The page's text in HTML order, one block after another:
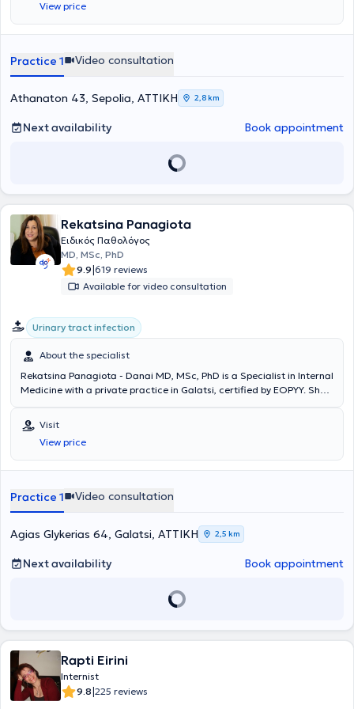
and lipid disorders. He currently serves as an Associate Physician at
the Hypertension Center of the 4th Pathology Clinic of the General
at Metropolitan Hospital. In his private practice, he treats conditions
across the full spectrum of pathology and provides specialized
View price
Practice 1 Video consultation
Athanaton 43, Sepolia, ΑΤΤΙΚΗ 2,8 km
Next availability Book appointment
Rekatsina Panagiota
Ειδικός Παθολόγος
MD, MSc, PhD
9.9|619 reviews
Available for video consultation
Urinary tract infection
About the specialist
Rekatsina Panagiota - Danai MD, MSc, PhD is a Specialist in Internal
Medicine with a private practice in Galatsi, certified by EOPYY. She
Kapodistrian University of Athens and specialized in Internal
Medicine at the General Hospital "Korgaleneio - Benakeio - Red
Cross." Additionally, she obtained specialization in Infectious
Diseases after two years of training and successful examinations.
of Public Health and a PhD from the Medical School of the National
and Kapodistrian University of Athens. She has extensive research
latest scientific developments.
Visit
View price
Practice 1 Video consultation
Agias Glykerias 64, Galatsi, ΑΤΤΙΚΗ 2,5 km
Next availability Book appointment
Rapti Eirini
Internist
9.8|225 reviews